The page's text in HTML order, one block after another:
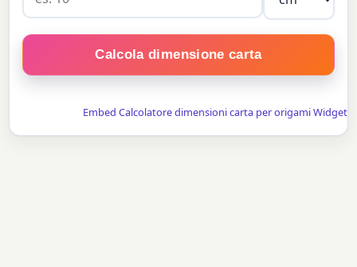
Calcola dimensione carta
Embed Calcolatore dimensioni carta per origami Widget